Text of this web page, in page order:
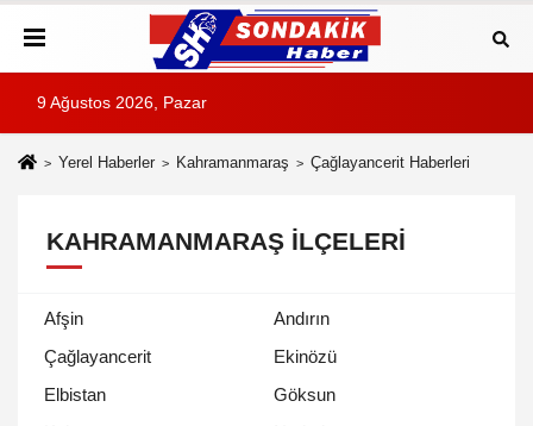
9 Ağustos 2026, Pazar
Yerel Haberler Kahramanmaraş Çağlayancerit Haberleri
KAHRAMANMARAŞ İLÇELERI
Afşin
Andırın
Çağlayancerit
Ekinözü
Elbistan
Göksun